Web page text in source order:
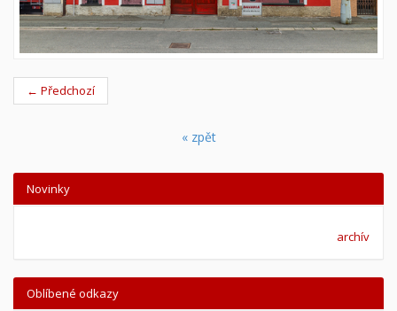
← Předchozí
« zpět
Novinky
archív
Oblíbené odkazy